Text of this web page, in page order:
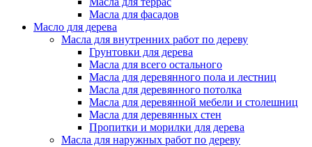
Масла для фасадов
Масло для дерева
Масла для внутренних работ по дереву
Грунтовки для дерева
Масла для всего остального
Масла для деревянного пола и лестниц
Масла для деревянного потолка
Масла для деревянной мебели и столешниц
Масла для деревянных стен
Пропитки и морилки для дерева
Масла для наружных работ по дереву